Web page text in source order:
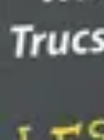
Astuces Naturelles
RelaxationRoutines
Astuces Anti